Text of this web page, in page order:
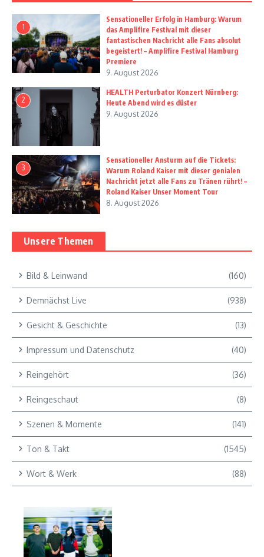
1
Sensationeller Erfolg in Hamburg: Warum
das Amplifire Festival mit dieser
fantastischen Nachricht alle Fans absolut
begeistert! – Amplifire Festival Hamburg
Premiere
9. August 2026
2
HEALTH Perturbator Konzert Nürnberg:
Heute Abend wird es düster
9. August 2026
3
Sensationeller Ansturm auf die Tickets:
Warum Roland Kaiser mit dieser genialen
Nachricht jetzt alle Fans zu Tränen rührt! –
Roland Kaiser Unser Moment Tour
8. August 2026
Unsere Themen
Bild & Leinwand (160)
Demnächst Live (938)
Gesicht & Geschichte (13)
Impressum und Datenschutz (40)
Reingehört (36)
Reingeschaut (8)
Szenen & Momente (141)
Ton & Takt (1545)
Wort & Werk (88)